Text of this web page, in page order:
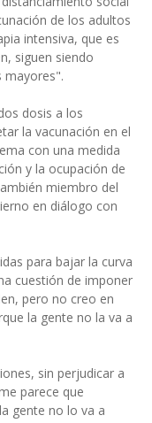
de los adultos
intensiva, que es
siguen siendo
mayores".
dosis a los
la vacunación en el
con una medida
y la ocupación de
miembro del
en diálogo con
para bajar la curva
cuestión de imponer
pero no creo en
la gente no la va a
sin perjudicar a
parece que
gente no lo va a